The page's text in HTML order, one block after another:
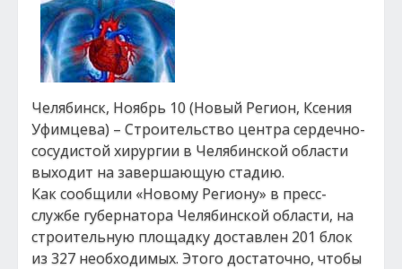
Челябинск, Ноябрь 10 (Новый Регион, Ксения
Уфимцева) – Строительство центра сердечно-
сосудистой хирургии в Челябинской области
выходит на завершающую стадию.
Как сообщили «Новому Региону» в пресс-
службе губернатора Челябинской области, на
строительную площадку доставлен 201 блок
из 327 необходимых. Этого достаточно, чтобы